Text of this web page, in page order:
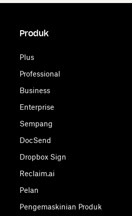
Produk
Plus
Professional
Business
Enterprise
Sempang
DocSend
Dropbox Sign
Reclaim.ai
Pelan
Pengemaskinian Produk